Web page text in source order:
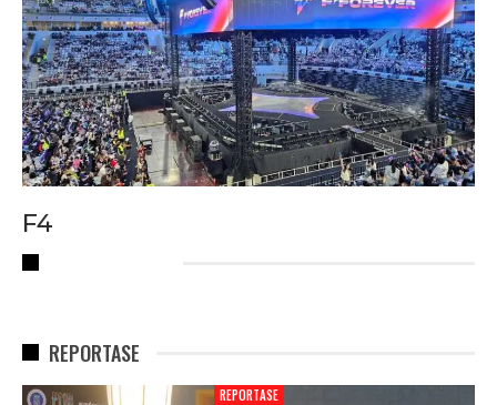
F4
REPORTASE
REPORTASE